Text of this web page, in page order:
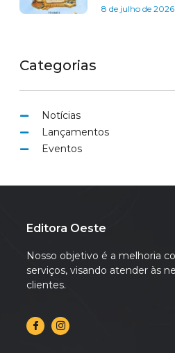
8 de julho de 2026
Categorias
Notícias
Lançamentos
Eventos
Editora Oeste
Nosso objetivo é a melhoria
serviços, visando atender às
clientes.